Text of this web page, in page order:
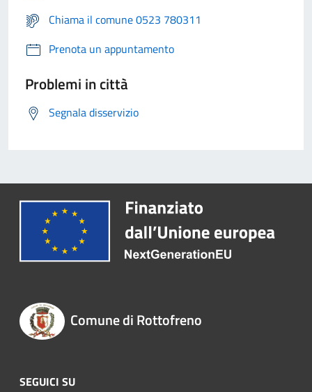
Chiama il comune 0523 780311
Prenota un appuntamento
Problemi in città
Segnala disservizio
Comune di Rottofreno
SEGUICI SU